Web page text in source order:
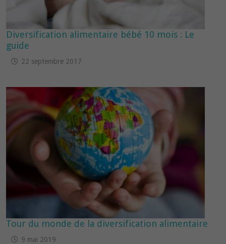
Diversification alimentaire bébé 10 mois : Le
guide
22 septembre 2017
Tour du monde de la diversification alimentaire
9 mai 2019